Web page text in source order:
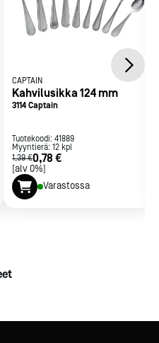
CAPTAIN
Kahvilusikka 124 mm
3114 Captain
Tuotekoodi: 41889
Myyntierä: 12 kpl
1,39 €0,78 €
[alv 0%]
Varastossa